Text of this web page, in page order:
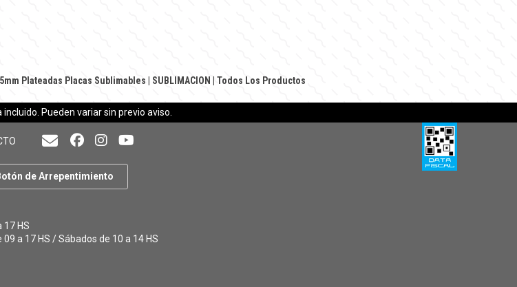
Plateadas Placas Sublimables SUBLIMACION Todos Los Productos
incluido. Pueden variar sin previo aviso.
de Arrepentimiento
17 HS
a 17 HS / Sábados de 10 a 14 HS